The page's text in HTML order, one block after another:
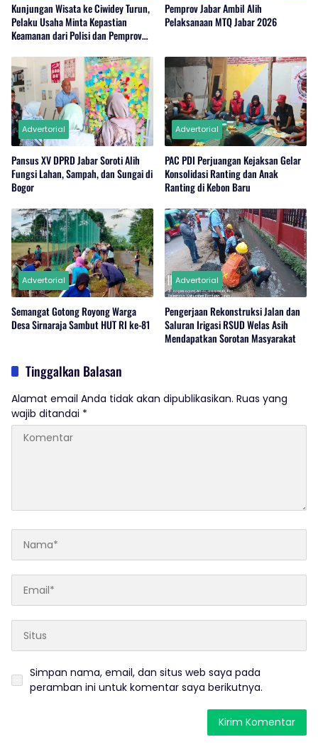
Kunjungan Wisata ke Ciwidey Turun,
Pelaku Usaha Minta Kepastian
Keamanan dari Polisi dan Pemprov
Pemprov Jabar Ambil Alih
Pelaksanaan MTQ Jabar 2026
Advertorial
Pansus XV DPRD Jabar Soroti Alih
Fungsi Lahan, Sampah, dan Sungai di
Bogor
Advertorial
PAC PDI Perjuangan Kejaksan Gelar
Konsolidasi Ranting dan Anak
Ranting di Kebon Baru
Advertorial
Semangat Gotong Royong Warga
Desa Sirnaraja Sambut HUT RI ke-81
Advertorial
Pengerjaan Rekonstruksi Jalan dan
Saluran Irigasi RSUD Welas Asih
Mendapatkan Sorotan Masyarakat
Tinggalkan Balasan
Alamat email Anda tidak akan dipublikasikan. Ruas yang
wajib ditandai *
Simpan nama, email, dan situs web saya pada
peramban ini untuk komentar saya berikutnya.